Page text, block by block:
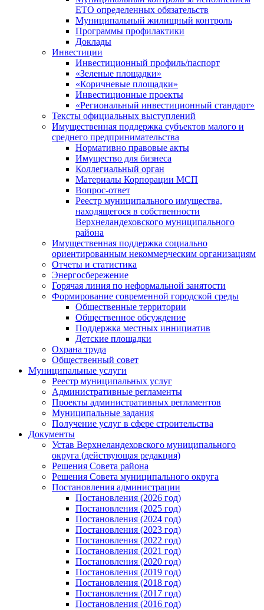
ЕТО определенных обязательств
Муниципальный жилищный контроль
Программы профилактики
Доклады
Инвестиции
Инвестиционный профиль/паспорт
«Зеленые площадки»
«Коричневые площадки»
Инвестиционные проекты
«Региональный инвестиционный стандарт»
Тексты официальных выступлений
Имущественная поддержка субъектов малого и
среднего предпринимательства
Нормативно правовые акты
Имущество для бизнеса
Коллегиальный орган
Материалы Корпорации МСП
Вопрос-ответ
Реестр муниципального имущества,
находящегося в собственности
Верхнеландеховского муниципального
района
Имущественная поддержка социально
ориентированным некоммерческим организациям
Отчеты и статистика
Энергосбережение
Горячая линия по неформальной занятости
Формирование современной городской среды
Общественные территории
Общественное обсуждение
Поддержка местных иннициатив
Детские площадки
Охрана труда
Общественный совет
Муниципальные услуги
Реестр муниципальных услуг
Административные регламенты
Проекты административных регламентов
Муниципальные задания
Получение услуг в сфере строительства
Документы
Устав Верхнеландеховского муниципального
округа (действующая редакция)
Решения Совета района
Решения Совета муниципального округа
Постановления администрации
Постановления (2026 год)
Постановления (2025 год)
Постановления (2024 год)
Постановления (2023 год)
Постановления (2022 год)
Постановления (2021 год)
Постановления (2020 год)
Постановления (2019 год)
Постановления (2018 год)
Постановления (2017 год)
Постановления (2016 год)